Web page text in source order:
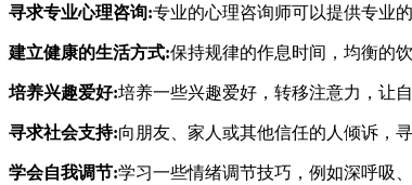
寻求专业心理咨询:专业的心理咨询师可以提供专业
建立健康的生活方式:保持规律的作息时间，均衡的
培养兴趣爱好:培养一些兴趣爱好，转移注意力，让自
寻求社会支持:向朋友、家人或其他信任的人倾诉，
学会自我调节:学习一些情绪调节技巧，例如深呼吸